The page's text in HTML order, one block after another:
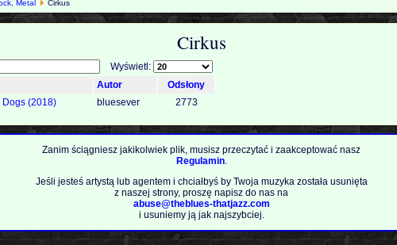
Metal Cirkus
Cirkus
Wyświetl:
Autor
Odsłony
Dogs (2018) bluesever 2773
Zanim ściągniesz jakikolwiek plik, musisz przeczytać i zaakceptować nasz
Regulamin.
Jeśli jesteś artystą lub agentem i chciałbyś by Twoja muzyka została usunięta
z naszej strony, proszę napisz do nas na
abuse@theblues-thatjazz.com
i usuniemy ją jak najszybciej.